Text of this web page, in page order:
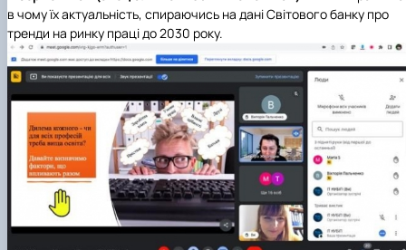
в чому їх актуальність, спираючись на дані Світового банку про
тренди на ринку праці до 2030 року.